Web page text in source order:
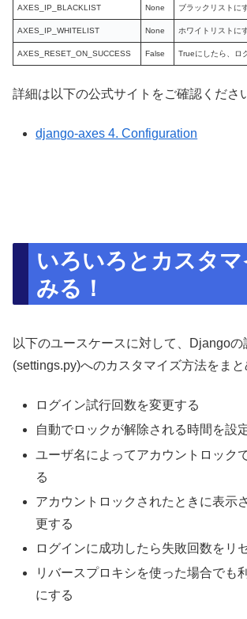
AXES_IP_BLACKLIST None ブラックリストに
AXES_IP_WHITELIST None ホワイトリストに
AXES_RESET_ON_SUCCESS False Trueにしたら、ロ
詳細は以下の公式サイトをご確認くださ
django-axes 4. Configuration
いろいろとカスタ
みる！
以下のユースケースに対して、Django
(settings.py)へのカスタマイズ方法をまと
ログイン試行回数を変更する
自動でロックが解除される時間を設
ユーザ名によってアカウントロック
る
アカウントロックされたときに表示
更する
ログインに成功したら失敗回数をリ
リバースプロキシを使った場合でも
にする